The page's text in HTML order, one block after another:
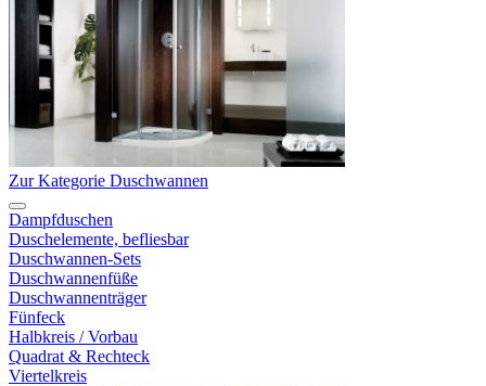
Zur Kategorie Duschwannen
Dampfduschen
Duschelemente, befliesbar
Duschwannen-Sets
Duschwannenfüße
Duschwannenträger
Fünfeck
Halbkreis / Vorbau
Quadrat & Rechteck
Viertelkreis